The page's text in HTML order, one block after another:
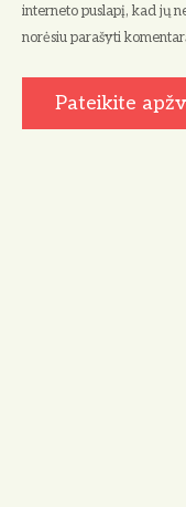
interneto puslapį, kad jų
norėsiu parašyti